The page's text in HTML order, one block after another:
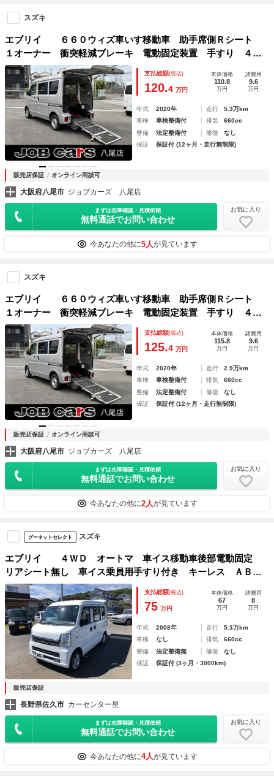
スズキ
エブリイ ６６０ウィズ車いす移動車 助手席側Ｒシート
１オーナー 衝突軽減ブレーキ 電動固定装置 手すり ４速
ＡＴ キーレス パワーウィンドウ プライバシーガラス バ
ックモニター 前後ドラレコ オートライト
支払総額(税込)
120.4 万円
本体価格
110.8
万円
諸費用
9.6
万円
年式 2020年 走行
5.3万km
車検
車検整備付 排気
660cc
整備
法定整備付 修復
なし
保証
保証付 (12ヶ月・走行無制限)
販売店保証 オンライン商談可
大阪府八尾市 ジョブカーズ 八尾店
まずは在庫確認・見積依頼
無料通話でお問い合わせ
お気に入り
今あなたの他に5人が見ています
スズキ
エブリイ ６６０ウィズ車いす移動車 助手席側Ｒシート
１オーナー 衝突軽減ブレーキ 電動固定装置 手すり ４速
ＡＴ キーレス パワーウィンドウ プライバシーガラス バ
ックモニター 前後ドラレコ オートライト
支払総額(税込)
125.4 万円
本体価格
115.8
万円
諸費用
9.6
万円
年式 2020年 走行
2.9万km
車検
車検整備付 排気
660cc
整備
法定整備付 修復
なし
保証
保証付 (12ヶ月・走行無制限)
販売店保証 オンライン商談可
大阪府八尾市 ジョブカーズ 八尾店
まずは在庫確認・見積依頼
無料通話でお問い合わせ
お気に入り
今あなたの他に2人が見ています
グーネットセレクト スズキ
エブリイ ４ＷＤ オートマ 車イス移動車後部電動固定
リアシート無し 車イス乗員用手すり付き キーレス ＡＢ
Ｓ 運転席・助手席エアバッグ エアコン パワーステアリン
グ パワーウィンドウ 走行距離５３１９９キロ
支払総額(税込)
75 万円
本体価格
67
万円
諸費用
8
万円
年式 2008年 走行
5.3万km
車検
なし 排気
660cc
整備
法定整備無 修復
なし
保証
保証付 (3ヶ月・3000km)
販売店保証
長野県佐久市 カーセンター星
まずは在庫確認・見積依頼
無料通話でお問い合わせ
お気に入り
今あなたの他に4人が見ています